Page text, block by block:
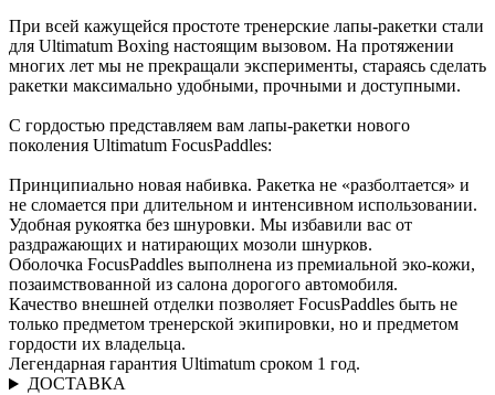
При всей кажущейся простоте тренерские лапы-ракетки стали
для Ultimatum Boxing настоящим вызовом. На протяжении
многих лет мы не прекращали эксперименты, стараясь сделать
ракетки максимально удобными, прочными и доступными.
С гордостью представляем вам лапы-ракетки нового
поколения Ultimatum FocusPaddles:
Принципиально новая набивка. Ракетка не «разболтается» и
не сломается при длительном и интенсивном использовании.
Удобная рукоятка без шнуровки. Мы избавили вас от
раздражающих и натирающих мозоли шнурков.
Оболочка FocusPaddles выполнена из премиальной эко-кожи,
позаимствованной из салона дорогого автомобиля.
Качество внешней отделки позволяет FocusPaddles быть не
только предметом тренерской экипировки, но и предметом
гордости их владельца.
Легендарная гарантия Ultimatum сроком 1 год.
ДОСТАВКА